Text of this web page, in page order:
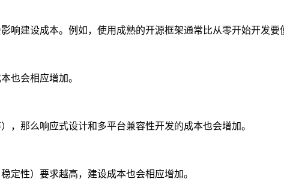
建设成本。例如，使用成熟的开源框架通常比从零开始开发要
也会相应增加。
，那么响应式设计和多平台兼容性开发的成本也会增加。
定性）要求越高，建设成本也会相应增加。